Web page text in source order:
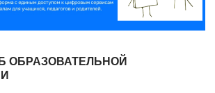
ОБРАЗОВАТЕЛЬНОЙ